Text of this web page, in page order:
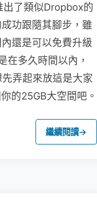
了類似Dropbox的
功跟隨其腳步，雖
還是可以免費升級
在多久時間以內，
弄起來放這是大家
的25GB大空間吧。
繼續閱讀→